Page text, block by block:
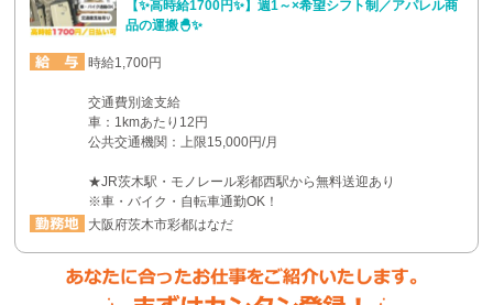
【✨高時給1700円✨】週1～×希望シフト制／アパレル商
品の運搬🐣✨
時給1,700円
交通費別途支給
車：1kmあたり12円
公共交通機関：上限15,000円/月
★JR茨木駅・モノレール彩都西駅から無料送迎あり
※車・バイク・自転車通勤OK！
大阪府茨木市彩都はなだ